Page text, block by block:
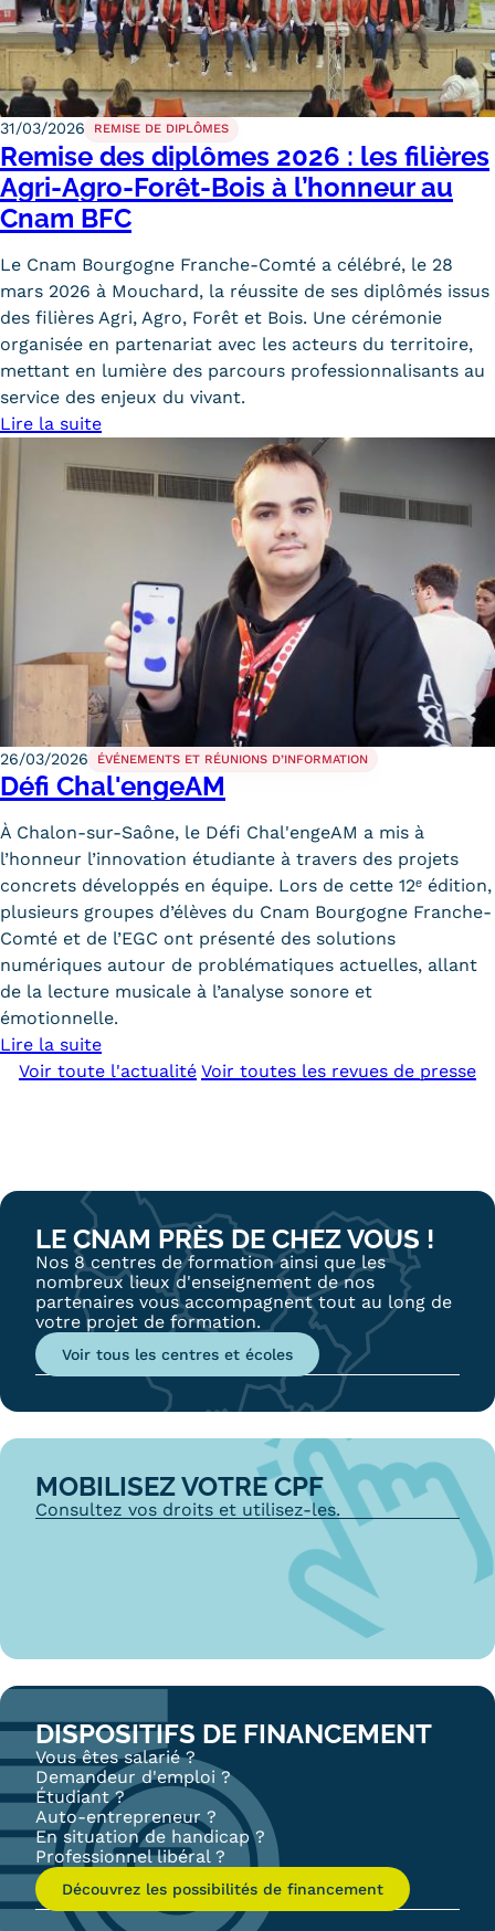
31/03/2026 REMISE DE DIPLÔMES
Remise des diplômes 2026 : les filières
Agri-Agro-Forêt-Bois à l’honneur au
Cnam BFC
Le Cnam Bourgogne Franche-Comté a célébré, le 28
mars 2026 à Mouchard, la réussite de ses diplômés issus
des filières Agri, Agro, Forêt et Bois. Une cérémonie
organisée en partenariat avec les acteurs du territoire,
mettant en lumière des parcours professionnalisants au
service des enjeux du vivant.
Lire la suite
26/03/2026 ÉVÉNEMENTS ET RÉUNIONS D’INFORMATION
Défi Chal'engeAM
À Chalon-sur-Saône, le Défi Chal'engeAM a mis à
l’honneur l’innovation étudiante à travers des projets
concrets développés en équipe. Lors de cette 12ᵉ édition,
plusieurs groupes d’élèves du Cnam Bourgogne Franche-
Comté et de l’EGC ont présenté des solutions
numériques autour de problématiques actuelles, allant
de la lecture musicale à l’analyse sonore et
émotionnelle.
Lire la suite
Voir toute l'actualité Voir toutes les revues de presse
Home
raccourcis
LE CNAM PRÈS DE CHEZ VOUS !
Nos 8 centres de formation ainsi que les
nombreux lieux d'enseignement de nos
partenaires vous accompagnent tout au long de
votre projet de formation.
Voir tous les centres et écoles
MOBILISEZ VOTRE CPF
Consultez vos droits et utilisez-les.
DISPOSITIFS DE FINANCEMENT
Vous êtes salarié ?
Demandeur d'emploi ?
Étudiant ?
Auto-entrepreneur ?
En situation de handicap ?
Professionnel libéral ?
Découvrez les possibilités de financement